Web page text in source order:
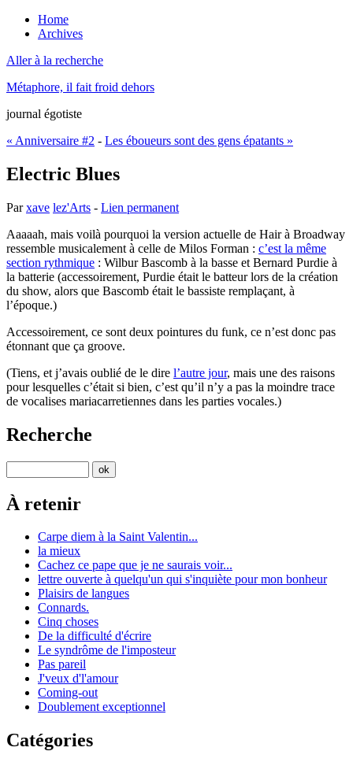
Home
Archives
Aller à la recherche
Métaphore, il fait froid dehors
journal égotiste
« Anniversaire #2 - Les éboueurs sont des gens épatants »
Electric Blues
Parxave lez'Arts - Lien permanent
Aaaaah, mais voilà pourquoi la version actuelle de Hair à Broadway
ressemble musicalement à celle de Milos Forman : c’est la même
section rythmique : Wilbur Bascomb à la basse et Bernard Purdie à
la batterie (accessoirement, Purdie était le batteur lors de la création
du show, alors que Bascomb était le bassiste remplaçant, à
l’époque.)
Accessoirement, ce sont deux pointures du funk, ce n’est donc pas
étonnant que ça groove.
(Tiens, et j’avais oublié de le dire l’autre jour, mais une des raisons
pour lesquelles c’était si bien, c’est qu’il n’y a pas la moindre trace
de vocalises mariacarretiennes dans les parties vocales.)
Recherche
À retenir
Carpe diem à la Saint Valentin...
la mieux
Cachez ce pape que je ne saurais voir...
lettre ouverte à quelqu'un qui s'inquiète pour mon bonheur
Plaisirs de langues
Connards.
Cinq choses
De la difficulté d'écrire
Le syndrôme de l'imposteur
Pas pareil
J'veux d'l'amour
Coming-out
Doublement exceptionnel
Catégories